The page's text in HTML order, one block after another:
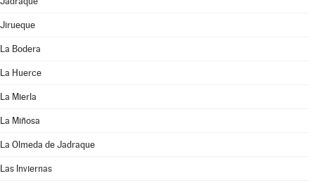
Jirueque
La Bodera
La Huerce
La Mierla
La Miñosa
La Olmeda de Jadraque
Las Inviernas